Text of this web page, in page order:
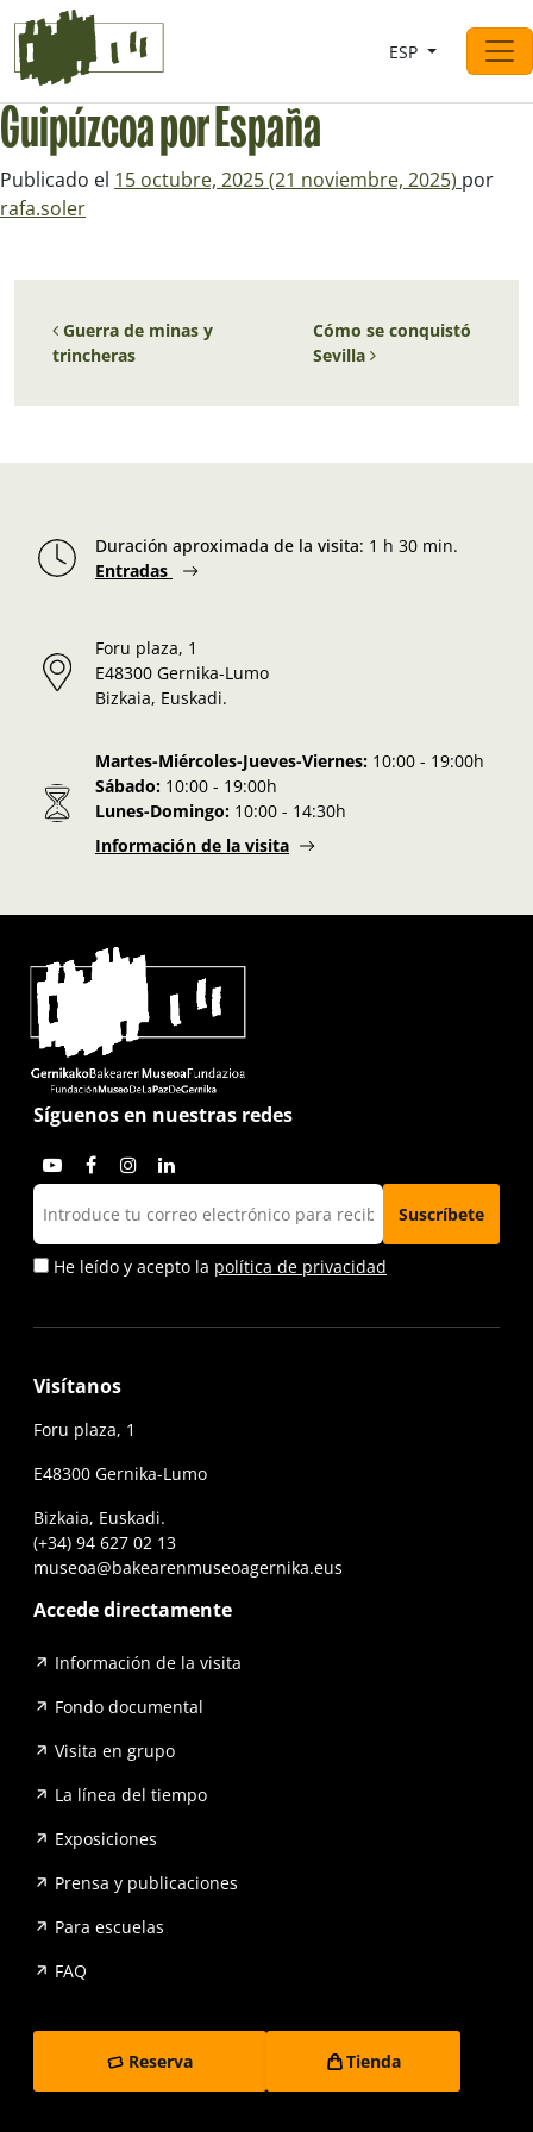
Saltar al contingut
Navegación principal
ESP
Guipúzcoa por España
Publicado el 15 octubre, 2025(21 noviembre, 2025) por
rafa.soler
Navegación de entradas
Guerra de minas y
trincheras
Cómo se conquistó
Sevilla
Duración aproximada de la visita: 1 h 30 min.
Entradas
Foru plaza, 1
E48300 Gernika-Lumo
Bizkaia, Euskadi.
Martes-Miércoles-Jueves-Viernes: 10:00 - 19:00h
Sábado: 10:00 - 19:00h
Lunes-Domingo: 10:00 - 14:30h
Información de la visita
Síguenos en nuestras redes
He leído y acepto la política de privacidad
Visítanos
Foru plaza, 1
E48300 Gernika-Lumo
Bizkaia, Euskadi.
(+34) 94 627 02 13
museoa@bakearenmuseoagernika.eus
Accede directamente
Información de la visita
Fondo documental
Visita en grupo
La línea del tiempo
Exposiciones
Prensa y publicaciones
Para escuelas
FAQ
Reserva Tienda